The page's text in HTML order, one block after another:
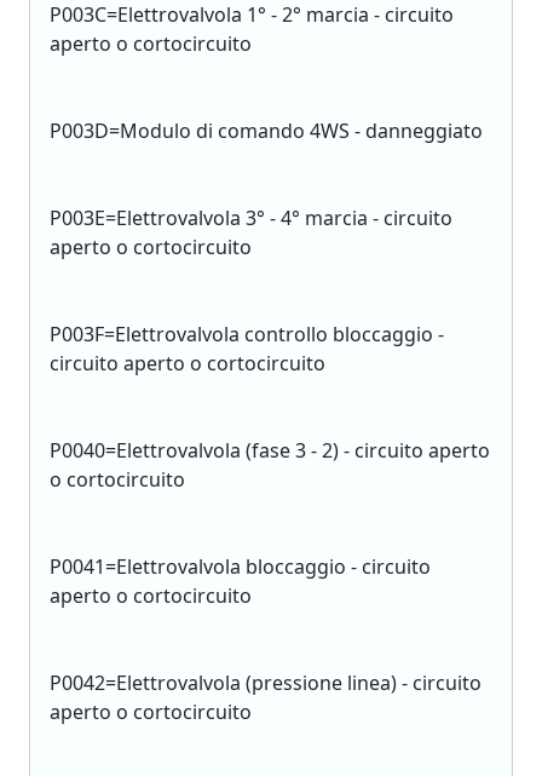
P003C=Elettrovalvola 1° - 2° marcia - circuito
aperto o cortocircuito
P003D=Modulo di comando 4WS - danneggiato
P003E=Elettrovalvola 3° - 4° marcia - circuito
aperto o cortocircuito
P003F=Elettrovalvola controllo bloccaggio -
circuito aperto o cortocircuito
P0040=Elettrovalvola (fase 3 - 2) - circuito aperto
o cortocircuito
P0041=Elettrovalvola bloccaggio - circuito
aperto o cortocircuito
P0042=Elettrovalvola (pressione linea) - circuito
aperto o cortocircuito